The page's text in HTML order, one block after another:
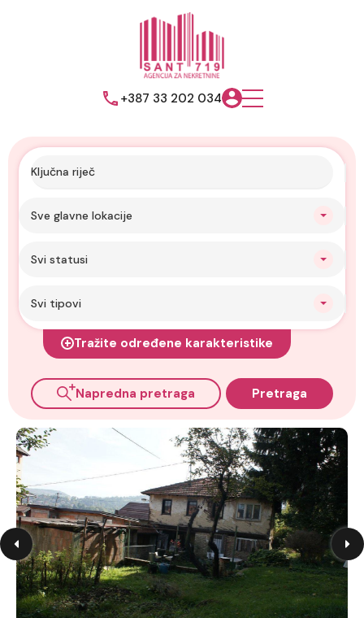
+387 33 202 034
Sve glavne lokacije
Svi statusi
Svi tipovi
Tražite određene karakteristike
Napredna pretraga Pretraga